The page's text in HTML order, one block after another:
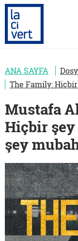
ANA SAYFA
The Family:
Mustafa
Hiçbir
şey